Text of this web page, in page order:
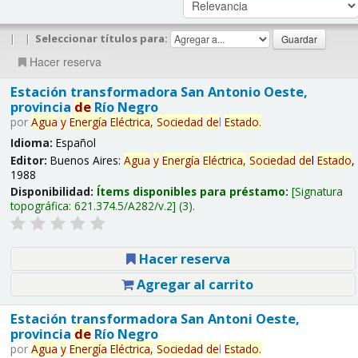
| | Seleccionar títulos para:
Hacer reserva
Estación transformadora San Antonio Oeste,
provincia deRío Negro
por Agua y Energía Eléctrica, Sociedad del Estado.
Idioma: Español
Editor: Buenos Aires: Agua y Energía Eléctrica, Sociedad del Estado,
1988
Disponibilidad: Ítems disponibles para préstamo: Signatura
topográfica: 621.374.5/A282/v.2 (3).
Hacer reserva
Agregar al carrito
Estación transformadora San Antoni Oeste,
provincia deRío Negro
por Agua y Energía Eléctrica, Sociedad del Estado.